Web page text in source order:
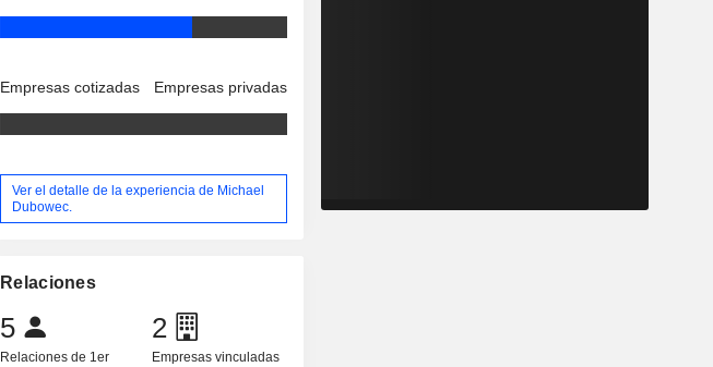
Empresas cotizadas Empresas privadas
Ver el detalle de la experiencia de Michael
Dubowec.
Relaciones
5
Relaciones de 1er
2
Empresas vinculadas